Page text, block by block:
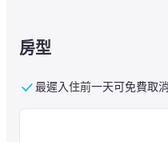
■周邊資訊
從JR南部線的武藏溝口站（
房型
最遲入住前一天可免費取